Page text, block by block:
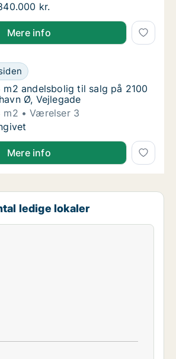
m2 andelsbolig til salg på 1900
kr.
Mere info
m2 andelsbolig til salg på 2100
til salg på 2100 København
m2 andelsbolig til salg på 2100
m2 andelsbolig til salg på 2100
Ø, Vejlegade
m2
Værelser 3
m2 andelsbolig til salg på 2100
Mere info
ledige lokaler